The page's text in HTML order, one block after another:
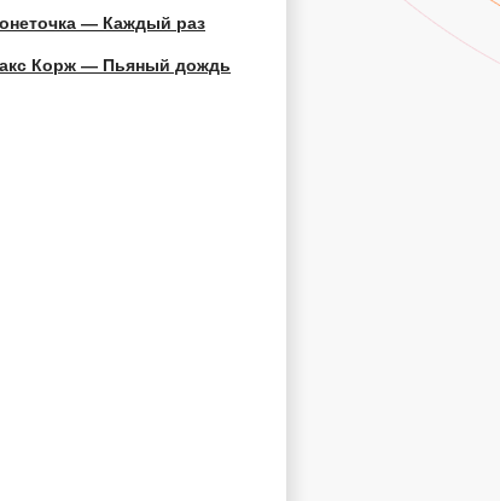
— Каждый раз
Корж — Пьяный дождь